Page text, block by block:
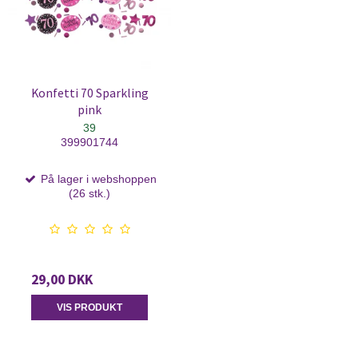
Konfetti 70 Sparkling
pink
39
399901744
På lager i webshoppen
(26 stk.)
29,00 DKK
VIS PRODUKT